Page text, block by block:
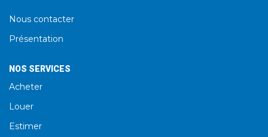
Nous contacter
Présentation
NOS SERVICES
Acheter
Louer
Estimer